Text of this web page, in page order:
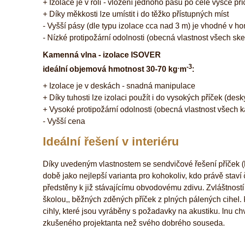
+ Izolace je v roli - vložení jednoho pásu po celé výšce
+ Díky měkkosti lze umístit i do těžko přístupných míst
- Vyšší pásy (dle typu izolace cca nad 3 m) je vhodné v
- Nízké protipožární odolnosti (obecná vlastnost všech
Kamenná vlna - izolace ISOVER
ideální objemová hmotnost 30-70 kg.m-3:
+ Izolace je v deskách - snadná manipulace
+ Díky tuhosti lze izolaci použít i do vysokých příček
+ Vysoké protipožární odolnosti (obecná vlastnost všech
- Vyšší cena
Ideální řešení v interiéru
Díky uvedeným vlastnostem se sendvičové řešení
době jako nejlepší varianta pro kohokoliv, kdo právě
předstěny k již stávajícímu obvodovému zdivu.
školou,, běžných zděných příček z plných pálených
cihly, které jsou vyráběny s požadavky na akustiku. Inu
zkušeného projektanta než svého dobrého souseda.